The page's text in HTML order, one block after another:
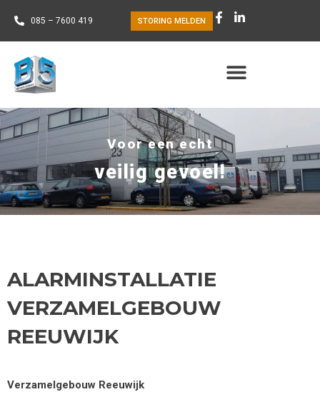
085 – 7600 419 STORING MELDEN
Voor een echt
veilig gevoel!
ALARMINSTALLATIE
VERZAMELGEBOUW
REEUWIJK
Verzamelgebouw Reeuwijk